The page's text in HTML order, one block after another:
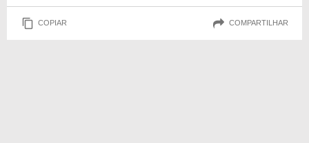
COPIAR COMPARTILHAR